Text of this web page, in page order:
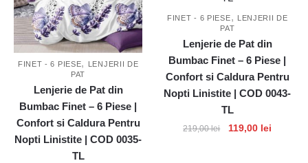
FINET - 6 PIESE,
LENJERII DE
PAT
Lenjerie de Pat din
Bumbac Finet – 6 Piese |
Confort si Caldura Pentru
Nopti Linistite | COD 0035-
TL
FINET - 6 PIESE, LENJERII DE
PAT
Lenjerie de Pat din
Bumbac Finet – 6 Piese |
Confort si Caldura Pentru
Nopti Linistite | COD 0043-
TL
219,00lei
Prețul
119,00 lei